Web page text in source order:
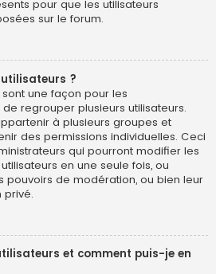
pour que les utilisateurs
sur le forum.
?
sont une façon pour les
regrouper plusieurs utilisateurs.
à plusieurs groupes et
des permissions individuelles. Ceci
qui pourront modifier les
en une seule fois, ou
de modération, ou bien leur
privé.
et comment puis-je en